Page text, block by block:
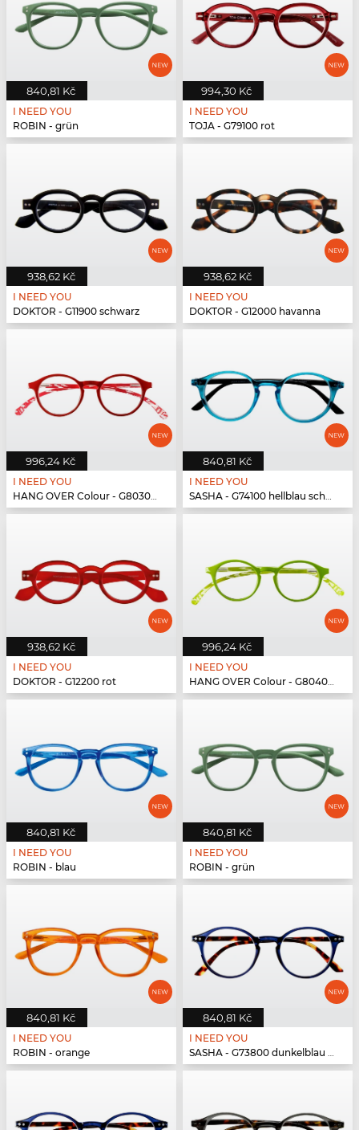
840,81 Kč
I NEED YOU
ROBIN - grün
994,30 Kč
I NEED YOU
TOJA - G79100 rot
938,62 Kč
I NEED YOU
DOKTOR - G11900 schwarz
938,62 Kč
I NEED YOU
DOKTOR - G12000 havanna
996,24 Kč
I NEED YOU
HANG OVER Colour - G80300 rot
840,81 Kč
I NEED YOU
SASHA - G74100 hellblau schwarz
938,62 Kč
I NEED YOU
DOKTOR - G12200 rot
996,24 Kč
I NEED YOU
HANG OVER Colour - G80400 grün
840,81 Kč
I NEED YOU
ROBIN - blau
840,81 Kč
I NEED YOU
ROBIN - grün
840,81 Kč
I NEED YOU
ROBIN - orange
840,81 Kč
I NEED YOU
SASHA - G73800 dunkelblau havanna